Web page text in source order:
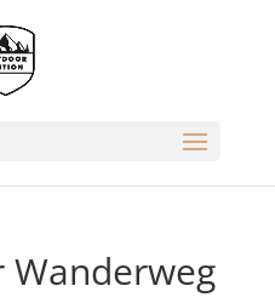
Wanderweg